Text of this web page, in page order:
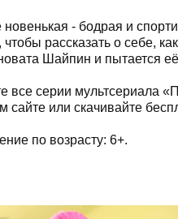
новенькая - бодрая и
чтобы рассказать о себе,
Шайпин и пытается
все серии мультсериала
сайте или скачивайте
по возрасту: 6+.